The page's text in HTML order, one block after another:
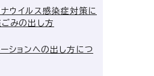
ウイルス感染症対策に
みの出し方
ションへの出し方につ